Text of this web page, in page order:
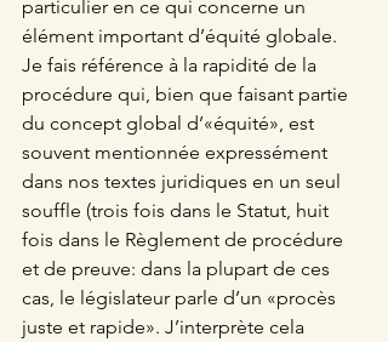
particulier en ce qui concerne un
élément important d’équité globale.
Je fais référence à la rapidité de la
procédure qui, bien que faisant partie
du concept global d’«équité», est
souvent mentionnée expressément
dans nos textes juridiques en un seul
souffle (trois fois dans le Statut, huit
fois dans le Règlement de procédure
et de preuve: dans la plupart de ces
cas, le législateur parle d’un «procès
juste et rapide». J’interprète cela